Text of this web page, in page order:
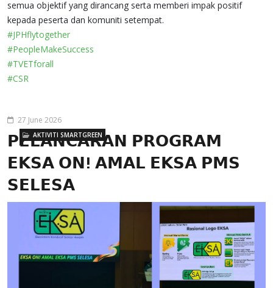
semua objektif yang dirancang serta memberi impak positif
kepada peserta dan komuniti setempat.
#JPHflytogether
#PeopleMakeSuccess
#TVETforall
#CSR
AKTIVITI SMARTGREEN
27 June 2026
𝗣𝗘𝗟𝗔𝗡𝗖𝗔𝗥𝗔𝗡 𝗣𝗥𝗢𝗚𝗥𝗔𝗠
𝗘𝗞𝗦𝗔 𝗢𝗡! 𝗔𝗠𝗔𝗟 𝗘𝗞𝗦𝗔 𝗣𝗠𝗦
𝗦𝗘𝗟𝗘𝗦𝗔